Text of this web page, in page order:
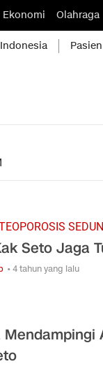
Ekonomi Olahraga
Seto Jaga
• 4 tahun yang lalu
Mendampingi